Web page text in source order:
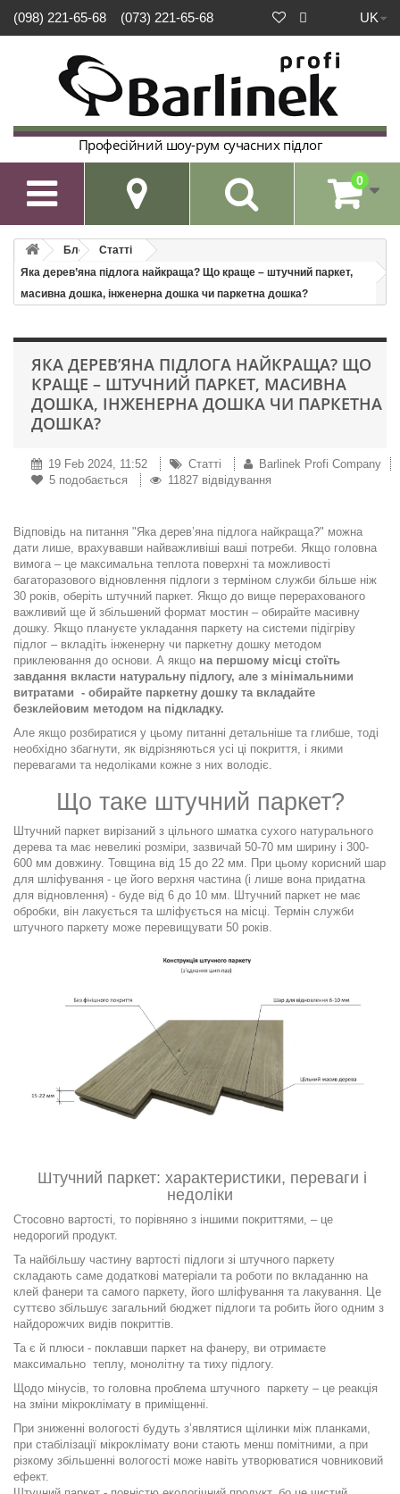
UK
(098) 221-65-68 (073) 221-65-68
Професійний шоу-рум сучасних підлог
 0
Блог
Статті
Яка дерев’яна підлога найкраща? Що краще – штучний паркет,
масивна дошка, інженерна дошка чи паркетна дошка?
ЯКА ДЕРЕВ’ЯНА ПІДЛОГА НАЙКРАЩА? ЩО
КРАЩЕ – ШТУЧНИЙ ПАРКЕТ, МАСИВНА
ДОШКА, ІНЖЕНЕРНА ДОШКА ЧИ ПАРКЕТНА
ДОШКА?
19 Feb 2024, 11:52 Статті
Barlinek Profi Company
5 подобається 11827 відвідування
Відповідь на питання "Яка дерев’яна підлога найкраща?" можна
дати лише, врахувавши найважливіші ваші потреби. Якщо головна
вимога – це максимальна теплота поверхні та можливості
багаторазового відновлення підлоги з терміном служби більше ніж
30 років, оберіть штучний паркет. Якщо до вище перерахованого
важливий ще й збільшений формат мостин – обирайте масивну
дошку. Якщо плануєте укладання паркету на системи підігріву
підлог – вкладіть інженерну чи паркетну дошку методом
приклеювання до основи. А якщо на першому місці стоїть
завдання вкласти натуральну підлогу, але з мінімальними
витратами - обирайте паркетну дошку та вкладайте
безклейовим методом на підкладку.
Але якщо розбиратися у цьому питанні детальніше та глибше, тоді
необхідно збагнути, як відрізняються усі ці покриття, і якими
перевагами та недоліками кожне з них володіє.
Що таке штучний паркет?
Штучний паркет вирізаний з цільного шматка сухого натурального
дерева та має невеликі розміри, зазвичай 50-70 мм ширину і 300-
600 мм довжину. Товщина від 15 до 22 мм. При цьому корисний шар
для шліфування - це його верхня частина (і лише вона придатна
для відновлення) - буде від 6 до 10 мм. Штучний паркет не має
обробки, він лакується та шліфується на місці. Термін служби
штучного паркету може перевищувати 50 років.
Штучний паркет: характеристики, переваги і
недоліки
Стосовно вартості, то порівняно з іншими покриттями, – це
недорогий продукт.
Та найбільшу частину вартості підлоги зі штучного паркету
складають саме додаткові матеріали та роботи по вкладанню на
клей фанери та самого паркету, його шліфування та лакування. Це
суттєво збільшує загальний бюджет підлоги та робить його одним з
найдорожчих видів покриттів.
Та є й плюси - поклавши паркет на фанеру, ви отримаєте
максимально теплу, монолітну та тиху підлогу.
Щодо мінусів, то головна проблема штучного паркету – це реакція
на зміни мікроклімату в приміщенні.
При зниженні вологості будуть зʼявлятися щілинки між планками,
при стабілізації мікроклімату вони стають менш помітними, а при
різкому збільшенні вологості може навіть утворюватися човниковий
ефект.